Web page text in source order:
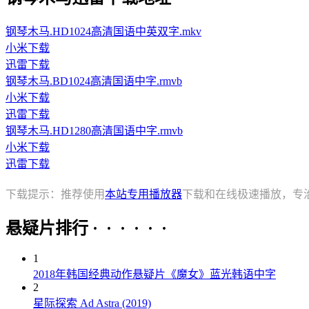
钢琴木马.HD1024高清国语中英双字.mkv
小米下载
迅雷下载
钢琴木马.BD1024高清国语中字.rmvb
小米下载
迅雷下载
钢琴木马.HD1280高清国语中字.rmvb
小米下载
迅雷下载
下载提示：推荐使用本站专用播放器下载和在线极速播放，专
悬疑片排行 · · · · · ·
1
2018年韩国经典动作悬疑片《魔女》蓝光韩语中字
2
星际探索 Ad Astra (2019)